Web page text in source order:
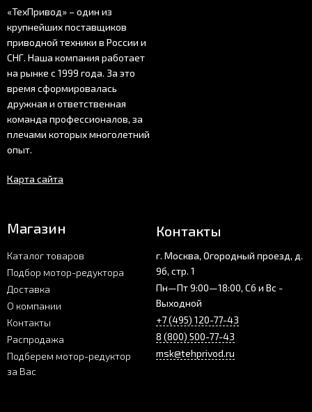
«ТехПривод» – один из
крупнейших поставщиков
приводной техники в России и
СНГ. Наша компания работает
на рынке с 1999 года. За это
время сформировалась
дружная и ответственная
команда профессионалов, за
плечами которых многолетний
опыт.
Карта сайта
Магазин
Каталог товаров
Подбор мотор-редуктора
Доставка
О компании
Контакты
Распродажа
Подберем мотор-редуктор
за Вас
Контакты
г. Москва, Огородный проезд, д.
9б, стр. 1
Пн—Пт 9:00—18:00, Сб и Вс -
Выходной
+7 (495) 120-77-43
8 (800) 500-77-43
msk@tehprivod.ru